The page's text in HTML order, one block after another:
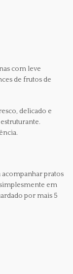
com leve
de frutos de
delicado e
acompanhar pratos
em
por mais 5